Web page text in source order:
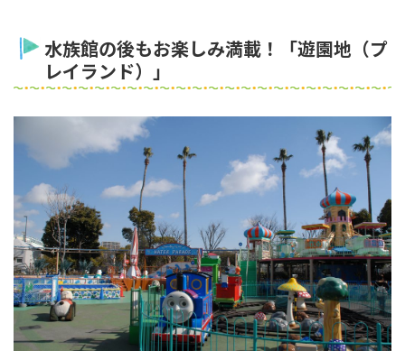
水族館の後もお楽しみ満載！「遊園地（プ
レイランド）」